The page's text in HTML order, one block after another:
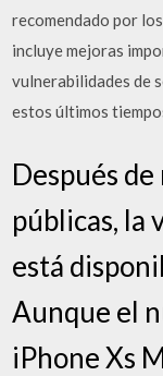
recomendado por
incluye mejoras
vulnerabilidades de
estos últimos
Después
públicas, la
está
Aunque el
iPhone Xs